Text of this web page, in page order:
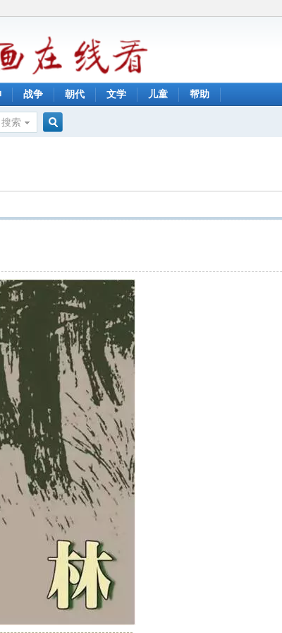
战争 朝代 文学 儿童 帮助
搜索